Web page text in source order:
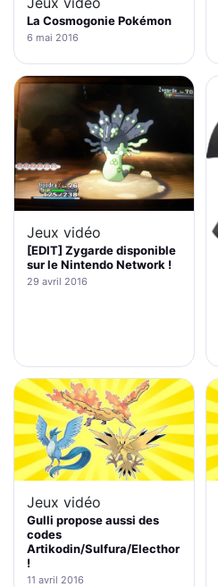
La Cosmogonie Pokémon
6 mai 2016
Jeux vidéo
[EDIT] Zygarde disponible
sur le Nintendo Network !
29 avril 2016
Jeux vidéo
Gulli propose aussi des
codes
Artikodin/Sulfura/Electhor
!
11 avril 2016